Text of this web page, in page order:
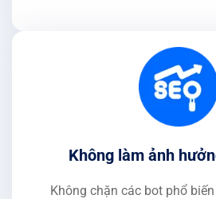
Không làm ảnh
Không chặn các bot phổ